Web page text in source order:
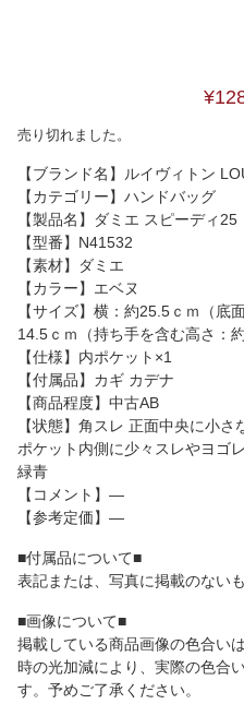
売り切れました。
【ブランド名】ルイヴィトン
【カテゴリー】ハンドバッグ
【製品名】ダミエ スピーディ25
【型番】N41532
【素材】ダミエ
【カラー】エベヌ
【サイズ】横：約25.5ｃｍ（底
14.5ｃｍ（持ち手を含む高さ：約
【仕様】内ポケット×1
【付属品】カギ カデナ
【商品程度】中古AB
【状態】角スレ 正面中央に小
ポケット内側に少々スレやヨゴ
緑青
【コメント】―
【参考定価】―
■付属品について■
表記または、写真に掲載のない
■画像について■
掲載している商品画像の色合い
時の光加減により、実際の色合
す。予めご了承ください。